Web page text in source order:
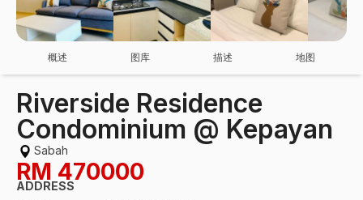
概述 图库 描述 地图
Riverside Residence
Condominium @ Kepayan
Sabah
RM 470000
ADDRESS